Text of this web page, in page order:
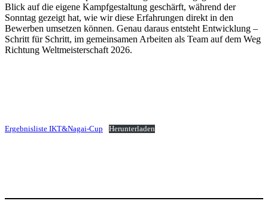
Blick auf die eigene Kampfgestaltung geschärft, während der
Sonntag gezeigt hat, wie wir diese Erfahrungen direkt in den
Bewerben umsetzen können. Genau daraus entsteht Entwicklung –
Schritt für Schritt, im gemeinsamen Arbeiten als Team auf dem Weg
Richtung Weltmeisterschaft 2026.
Ergebnisliste IKT&Nagai-Cup Herunterladen